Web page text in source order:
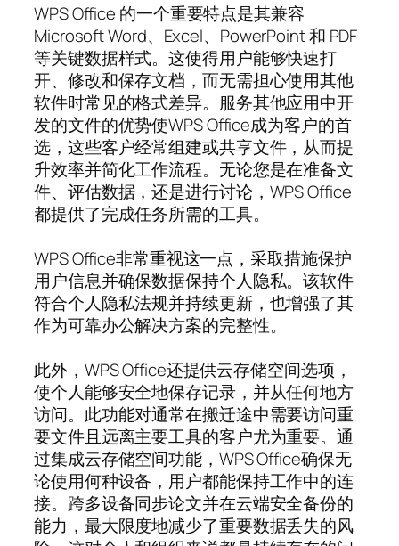
WPS Office 的一个重要特点是其兼容
Microsoft Word、Excel、PowerPoint 和 PDF
等关键数据样式。这使得用户能够快速打
开、修改和保存文档，而无需担心使用其他
软件时常见的格式差异。服务其他应用中开
发的文件的优势使WPS Office成为客户的首
选，这些客户经常组建或共享文件，从而提
升效率并简化工作流程。无论您是在准备文
件、评估数据，还是进行讨论，WPS Office
都提供了完成任务所需的工具。
WPS Office非常重视这一点，采取措施保护
用户信息并确保数据保持个人隐私。该软件
符合个人隐私法规并持续更新，也增强了其
作为可靠办公解决方案的完整性。
此外，WPS Office还提供云存储空间选项，
使个人能够安全地保存记录，并从任何地方
访问。此功能对通常在搬迁途中需要访问重
要文件且远离主要工具的客户尤为重要。通
过集成云存储空间功能，WPS Office确保无
论使用何种设备，用户都能保持工作中的连
接。跨多设备同步论文并在云端安全备份的
能力，最大限度地减少了重要数据丢失的风